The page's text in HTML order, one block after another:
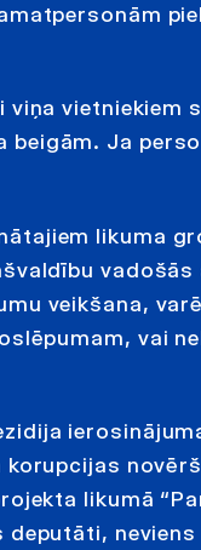
vietniekiem
beigām. Ja
likuma
veikšana,
vai
likumā